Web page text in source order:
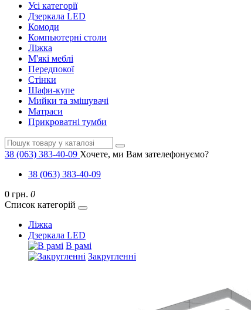
Усі категорії
Дзеркала LED
Комоди
Компьютерні столи
Ліжка
М'які меблі
Передпокої
Стінки
Шафи-купе
Мийки та змішувачі
Матраси
Прикроватні тумби
38 (063) 383-40-09 Хочете, ми Вам зателефонуємо?
38 (063) 383-40-09
0 грн. 0
Список категорій
Ліжка
Дзеркала LED
В рамі
Закругленні